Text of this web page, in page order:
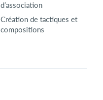
d’association
Création de tactiques et
compositions